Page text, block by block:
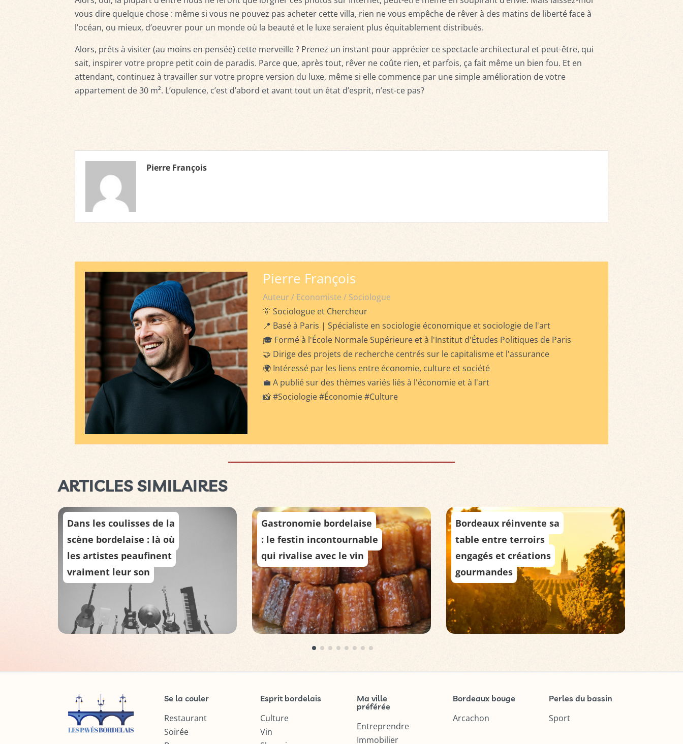
vous dire quelque chose : même si vous ne pouvez pas acheter cette villa, rien ne vous empêche de rêver à des matins de liberté face à
l’océan, ou mieux, d’oeuvrer pour un monde où la beauté et le luxe seraient plus équitablement distribués.
Alors, prêts à visiter (au moins en pensée) cette merveille ? Prenez un instant pour apprécier ce spectacle architectural et peut-être, qui
sait, inspirer votre propre petit coin de paradis. Parce que, après tout, rêver ne coûte rien, et parfois, ça fait même un bien fou. Et en
attendant, continuez à travailler sur votre propre version du luxe, même si elle commence par une simple amélioration de votre
appartement de 30 m². L’opulence, c’est d’abord et avant tout un état d’esprit, n’est-ce pas?
Pierre François
Pierre François
Auteur / Economiste / Sociologue
👔 Sociologue et Chercheur
📍 Basé à Paris | Spécialiste en sociologie économique et sociologie de l'art
🎓 Formé à l'École Normale Supérieure et à l'Institut d'Études Politiques de Paris
🤝 Dirige des projets de recherche centrés sur le capitalisme et l'assurance
🌍 Intéressé par les liens entre économie, culture et société
💼 A publié sur des thèmes variés liés à l'économie et à l'art
📸 #Sociologie #Économie #Culture
ARTICLES SIMILAIRES
Dans les coulisses de la
scène bordelaise : là où
les artistes peaufinent
vraiment leur son
Gastronomie bordelaise
: le festin incontournable
qui rivalise avec le vin
Bordeaux réinvente sa
table entre terroirs
engagés et créations
gourmandes
Se la couler
Restaurant
Soirée
Esprit bordelais
Culture
Vin
Ma ville
préférée
Entreprendre
Immobilier
Bordeaux bouge
Arcachon
Perles du bassin
Sport